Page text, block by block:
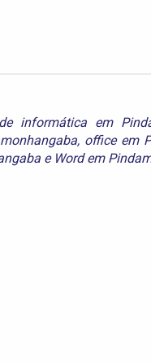
informática em
, office em
e Word em